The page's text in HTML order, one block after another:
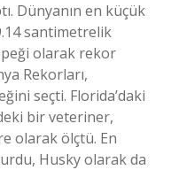
Dünyanın en küçük
santimetrelik
olarak rekor
Rekorları,
seçti. Florida’daki
bir veteriner,
olarak ölçtü. En
Husky olarak da